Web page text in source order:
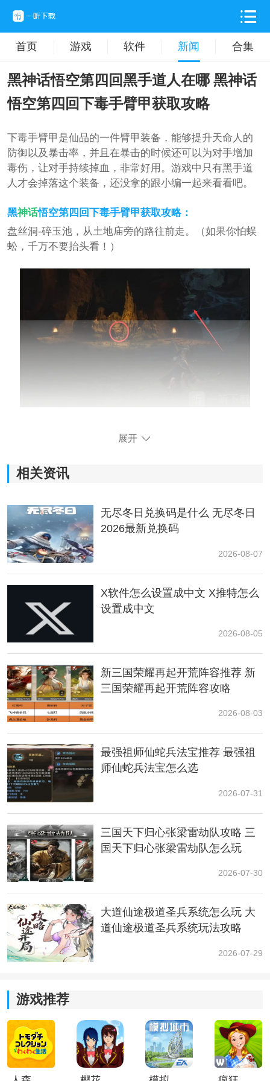
首页 游戏 软件 新闻 合集
黑神话悟空第四回黑手道人在哪 黑神话
悟空第四回下毒手臂甲获取攻略
下毒手臂甲是仙品的一件臂甲装备，能够提升天命人的
防御以及暴击率，并且在暴击的时候还可以为对手增加
毒伤，让对手持续掉血，非常好用。游戏中只有黑手道
人才会掉落这个装备，还没拿的跟小编一起来看看吧。
黑神话悟空第四回下毒手臂甲获取攻略：
盘丝洞-碎玉池，从土地庙旁的路往前走。（如果你怕蜈
蚣，千万不要抬头看！）
趴在地上露出背上的手臂时，定住然后打断他背上的几
经过“黄花观-观门”土地庙，走上长长的阶梯，进门来到
个院子。院子中间的粗树下有个宝箱。
去院子左边走上阶梯。
来到岔路口，左边通往“金光苑”土地庙和最终BOSS了，
先去解锁土地庙，但是千万别再往前走了。
然后回来先走右边，有隐藏 关卡。
展开
相关资讯
无尽冬日兑换码是什么 无尽冬日
2026最新兑换码
2026-08-07
X软件怎么设置成中文 X推特怎么
设置成中文
2026-08-05
新三国荣耀再起开荒阵容推荐 新
三国荣耀再起开荒阵容攻略
2026-08-03
最强祖师仙蛇兵法宝推荐 最强祖
师仙蛇兵法宝怎么选
2026-07-31
三国天下归心张梁雷劫队攻略 三
国天下归心张梁雷劫队怎么玩
2026-07-30
大道仙途极道圣兵系统怎么玩 大
道仙途极道圣兵系统玩法攻略
2026-07-29
游戏推荐